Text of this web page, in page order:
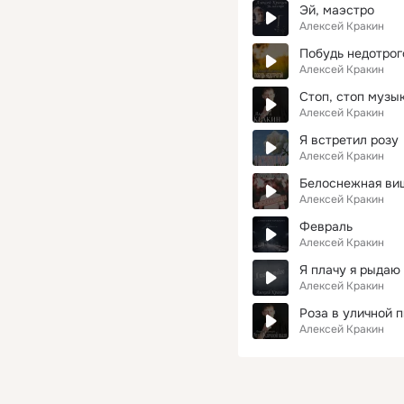
Эй, маэстро
Алексей Кракин
Побудь
Алексей Кракин
Стоп, стоп
Алексей Кракин
Я встретил розу
Алексей Кракин
Белоснежная
Алексей Кракин
Февраль
Алексей Кракин
Я плачу я рыдаю
Алексей Кракин
Роза в уличной
Алексей Кракин